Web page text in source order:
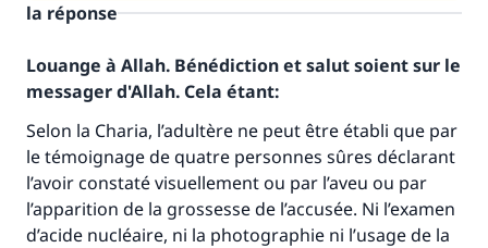
la réponse
Louange à Allah. Bénédiction et salut soient sur le
messager d'Allah. Cela étant:
Selon la Charia, l’adultère ne peut être établi que par
le témoignage de quatre personnes sûres déclarant
l’avoir constaté visuellement ou par l’aveu ou par
l’apparition de la grossesse de l’accusée. Ni l’examen
d’acide nucléaire, ni la photographie ni l’usage de la
Faites une différence dans la vie de
millions de personnes grâce à votre
contribution